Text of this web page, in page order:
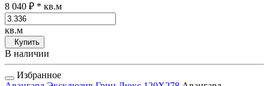
8 040 ₽ * кв.м
кв.м
Купить
В наличии
Избранное